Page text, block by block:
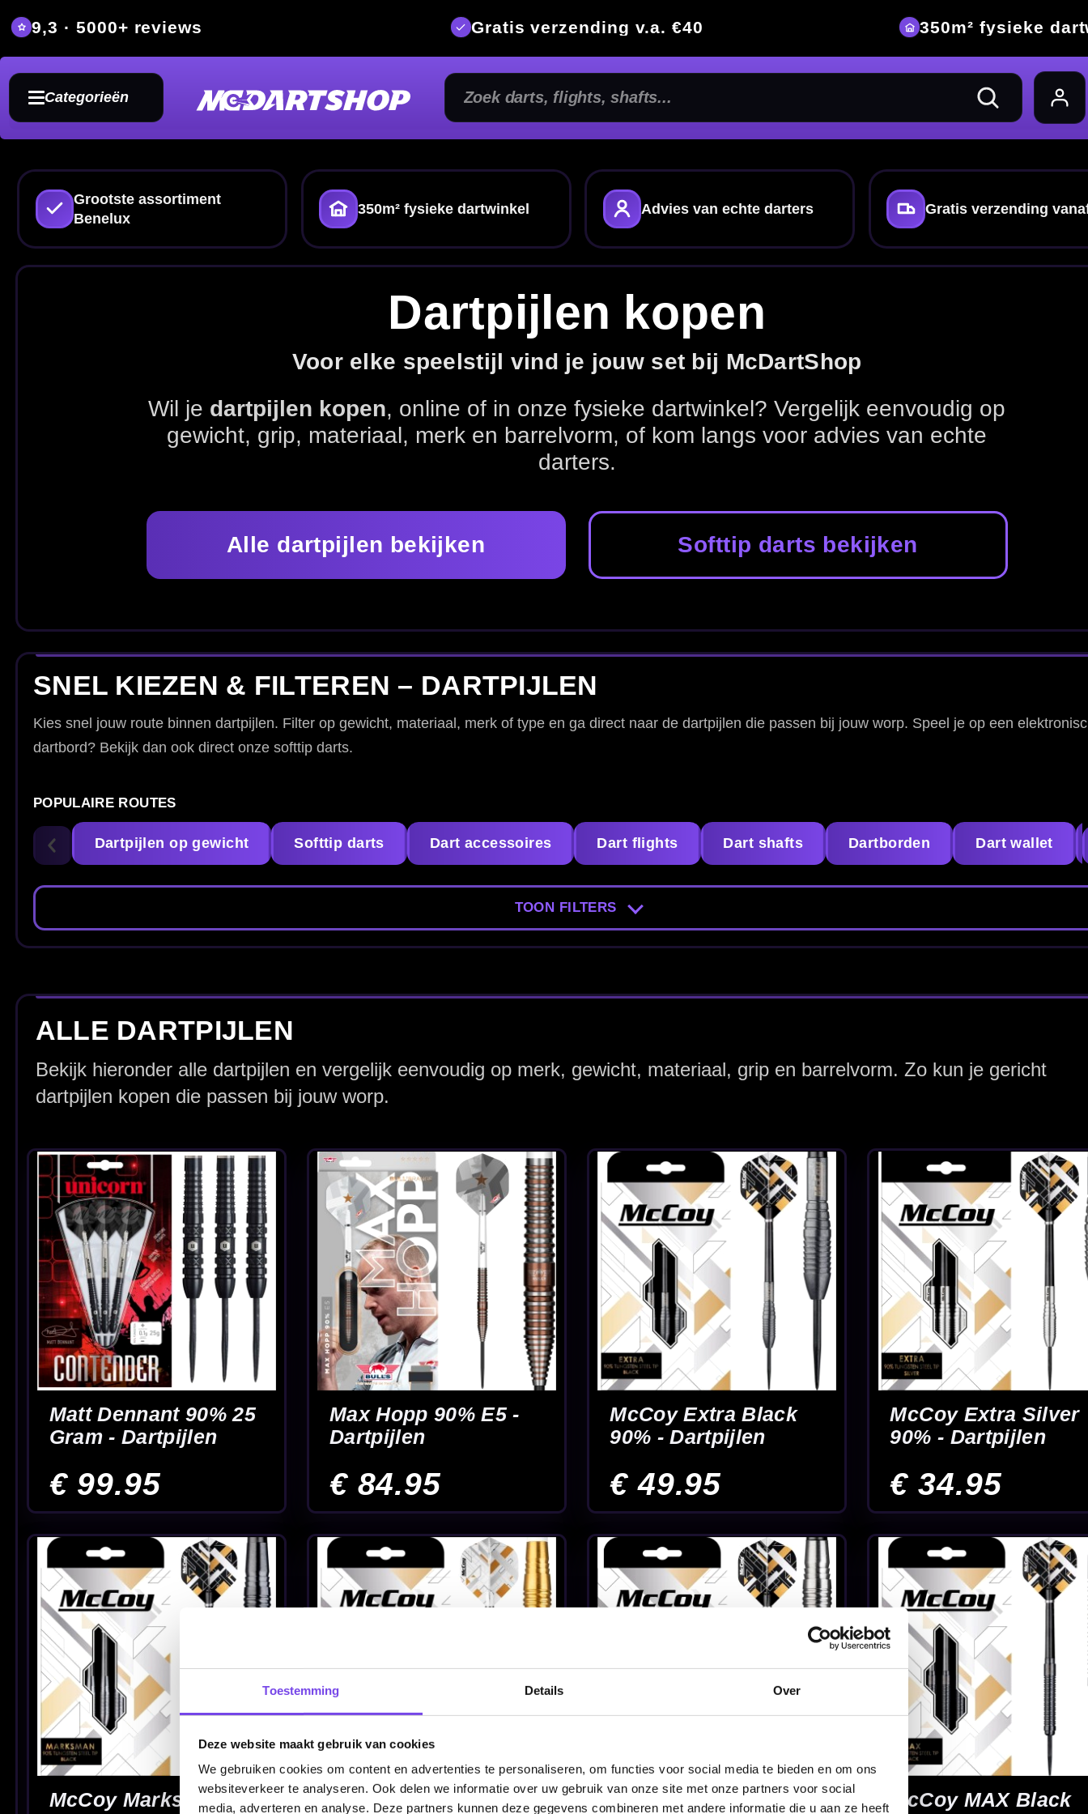
Toestemming Details Over
Deze website maakt gebruik van cookies
We gebruiken cookies om content en advertenties te personaliseren, om functies voor social media te bieden en om ons
websiteverkeer te analyseren. Ook delen we informatie over uw gebruik van onze site met onze partners voor social
media, adverteren en analyse. Deze partners kunnen deze gegevens combineren met andere informatie die u aan ze heeft
9,3 · 5000+ reviews Gratis verzending v.a. €40 350m² fysieke dartwinkel
Grootste assortiment
Dartpijlen kopen
, online of in onze fysieke dartwinkel? Vergelijk eenvoudig op
gewicht, grip, materiaal, merk en barrelvorm, of kom langs voor advies van echte
darters.
Kies snel jouw route binnen dartpijlen. Filter op gewicht, materiaal, merk of type en ga direct naar de dartpijlen die passen bij jouw worp. Speel je op een elektronisch
dartbord? Bekijk dan ook direct onze softtip darts.
ALLE DARTPIJLEN
Gram - Dartpijlen
€ 99.95
Dartpijlen
€ 84.95 € 49.95 € 34.95
McCoy Marksman
Black 90% -
Dartpijlen
€ 49.95
McCoy Marksman
Gold 90% - Dartpijlen
€ 49.95
McCoy Marksman
Silver 90% -
Dartpijlen
€ 38.95
McCoy MAX Black
90% - Dartpijlen
€ 49.95
McCoy MAX Gold
90% - Dartpijlen
€ 49.95
McCoy Sabergrip
Black 90% -
Dartpijlen
€ 49.95
McCoy Sabergrip
Gold 90% - Dartpijlen
€ 49.95
McCoy Sabergrip
Silver 90% -
Dartpijlen
€ 39.95